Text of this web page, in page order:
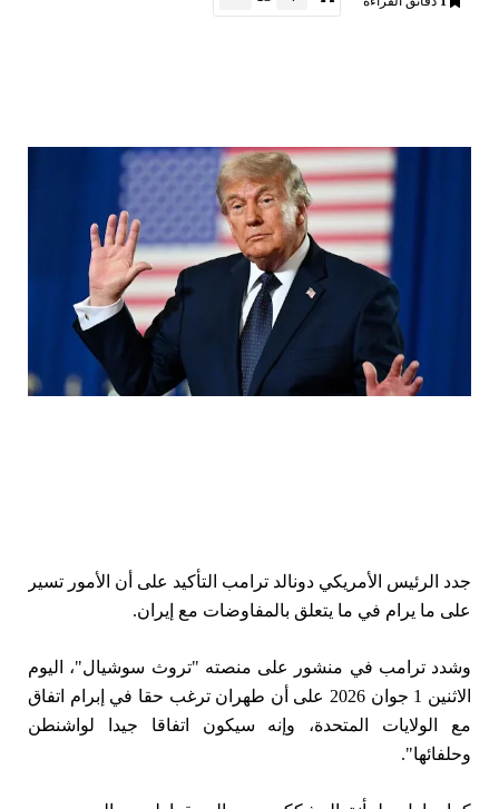
جدد الرئيس الأمريكي دونالد ترامب التأكيد على أن الأمور تسير
على ما يرام في ما يتعلق بالمفاوضات مع إيران.
وشدد ترامب في منشور على منصته "تروث سوشيال"، اليوم
الاثنين 1 جوان 2026 على أن طهران ترغب حقا في إبرام اتفاق
مع الولايات المتحدة، وإنه سيكون اتفاقا جيدا لواشنطن
وحلفائها".